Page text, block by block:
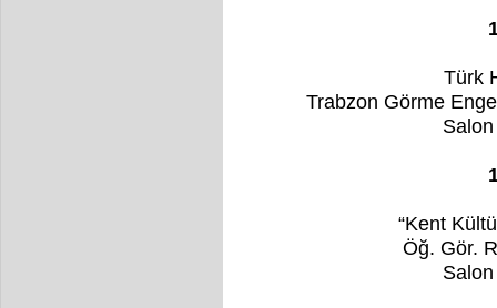
Türk
Trabzon Görme
“Kent
Öğ. Gör.